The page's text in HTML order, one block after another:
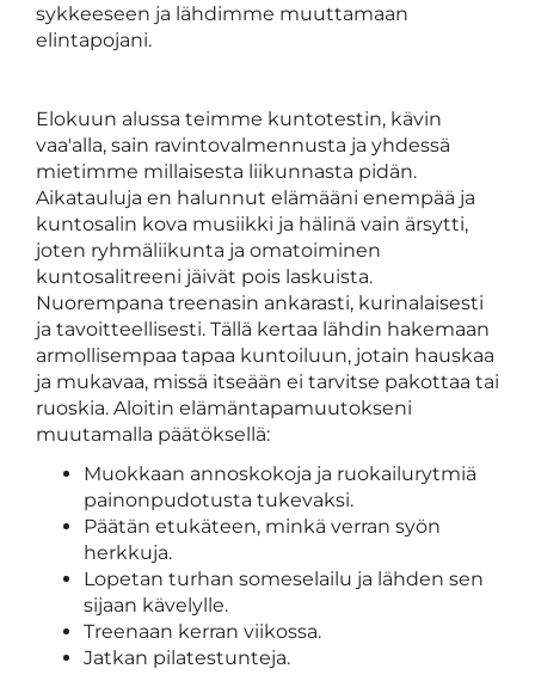
sykkeeseen ja lähdimme muuttamaan
elintapojani.
Elokuun alussa teimme kuntotestin, kävin
vaa'alla, sain ravintovalmennusta ja yhdessä
mietimme millaisesta liikunnasta pidän.
Aikatauluja en halunnut elämääni enempää ja
kuntosalin kova musiikki ja hälinä vain ärsytti,
joten ryhmäliikunta ja omatoiminen
kuntosalitreeni jäivät pois laskuista.
Nuorempana treenasin ankarasti, kurinalaisesti
ja tavoitteellisesti. Tällä kertaa lähdin hakemaan
armollisempaa tapaa kuntoiluun, jotain hauskaa
ja mukavaa, missä itseään ei tarvitse pakottaa tai
ruoskia. Aloitin elämäntapamuutokseni
muutamalla päätöksellä:
Muokkaan annoskokoja ja ruokailurytmiä
painonpudotusta tukevaksi.
Päätän etukäteen, minkä verran syön
herkkuja.
Lopetan turhan someselailu ja lähden sen
sijaan kävelylle.
Treenaan kerran viikossa.
Jatkan pilatestunteja.